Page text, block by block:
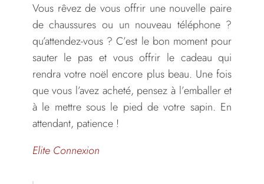
Vous rêvez de vous offrir une nouvelle paire
de chaussures ou un nouveau téléphone ?
qu’attendez-vous ? C’est le bon moment pour
sauter le pas et vous offrir le cadeau qui
rendra votre noël encore plus beau. Une fois
que vous l’avez acheté, pensez à l’emballer et
à le mettre sous le pied de votre sapin. En
attendant, patience !
Elite Connexion